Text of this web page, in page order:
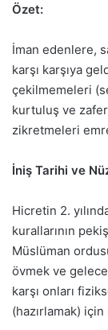
Özet:
İman edenlere,
karşı karşıya
çekilmemeleri
kurtuluş ve
zikretmeleri
İniş Tarihi ve
Hicretin 2.
kurallarının
Müslüman
övmek ve
karşı onları
(hazırlamak)